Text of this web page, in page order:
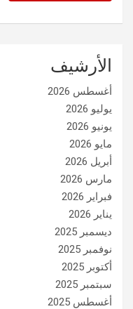
الأرشيف
أغسطس 2026
يوليو 2026
يونيو 2026
مايو 2026
أبريل 2026
مارس 2026
فبراير 2026
يناير 2026
ديسمبر 2025
نوفمبر 2025
أكتوبر 2025
سبتمبر 2025
أغسطس 2025